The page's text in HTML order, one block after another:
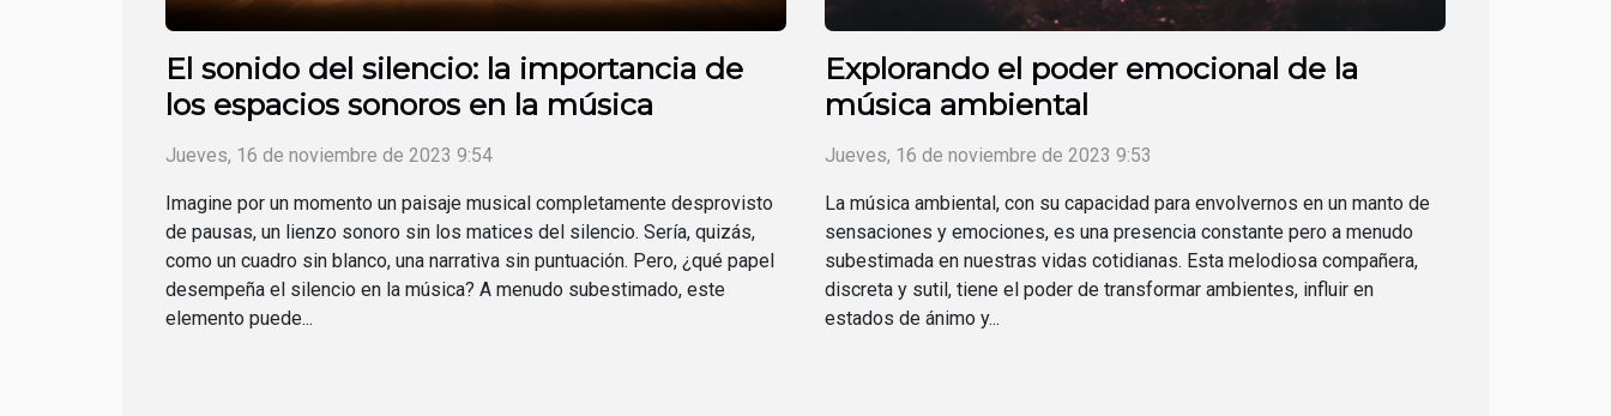
El sonido del silencio: la importancia de
los espacios sonoros en la música
Jueves, 16 de noviembre de 2023 9:54
Imagine por un momento un paisaje musical completamente desprovisto
de pausas, un lienzo sonoro sin los matices del silencio. Sería, quizás,
como un cuadro sin blanco, una narrativa sin puntuación. Pero, ¿qué papel
desempeña el silencio en la música? A menudo subestimado, este
elemento puede...
Explorando el poder emocional de la
música ambiental
Jueves, 16 de noviembre de 2023 9:53
La música ambiental, con su capacidad para envolvernos en un manto de
sensaciones y emociones, es una presencia constante pero a menudo
subestimada en nuestras vidas cotidianas. Esta melodiosa compañera,
discreta y sutil, tiene el poder de transformar ambientes, influir en
estados de ánimo y...